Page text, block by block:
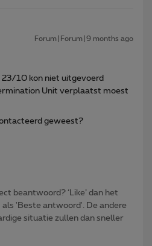
Forum|Forum|9 months ago
10 kon niet uitgevoerd
Unit verplaatst moest
geweest?
beantwoord? ‘Like’ dan het
'Beste antwoord'. De andere
situatie zullen dan sneller